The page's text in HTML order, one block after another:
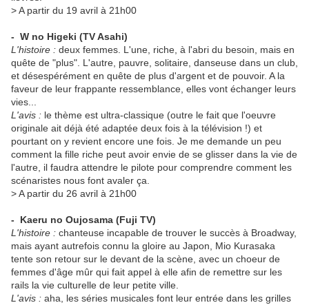
> A partir du 19 avril à 21h00
- W no Higeki (TV Asahi)
L'histoire : deux femmes. L'une, riche, à l'abri du besoin, mais en
quête de "plus". L'autre, pauvre, solitaire, danseuse dans un club,
et désespérément en quête de plus d'argent et de pouvoir. A la
faveur de leur frappante ressemblance, elles vont échanger leurs
vies...
L'avis : le thème est ultra-classique (outre le fait que l'oeuvre
originale ait déjà été adaptée deux fois à la télévision !) et
pourtant on y revient encore une fois. Je me demande un peu
comment la fille riche peut avoir envie de se glisser dans la vie de
l'autre, il faudra attendre le pilote pour comprendre comment les
scénaristes nous font avaler ça.
> A partir du 26 avril à 21h00
- Kaeru no Oujosama (Fuji TV)
L'histoire : chanteuse incapable de trouver le succès à Broadway,
mais ayant autrefois connu la gloire au Japon, Mio Kurasaka
tente son retour sur le devant de la scène, avec un choeur de
femmes d'âge mûr qui fait appel à elle afin de remettre sur les
rails la vie culturelle de leur petite ville.
L'avis : aha, les séries musicales font leur entrée dans les grilles